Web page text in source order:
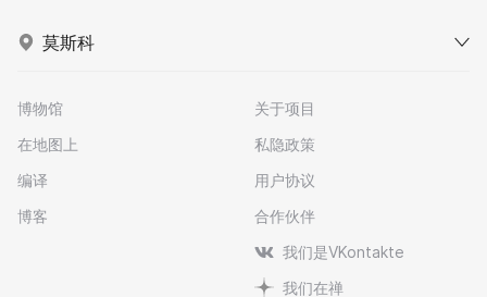
莫斯科
博物馆
在地图上
编译
博客
关于项目
私隐政策
用户协议
合作伙伴
我们是VKontakte
我们在禅